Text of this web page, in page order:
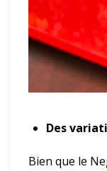
Des
Bien que le